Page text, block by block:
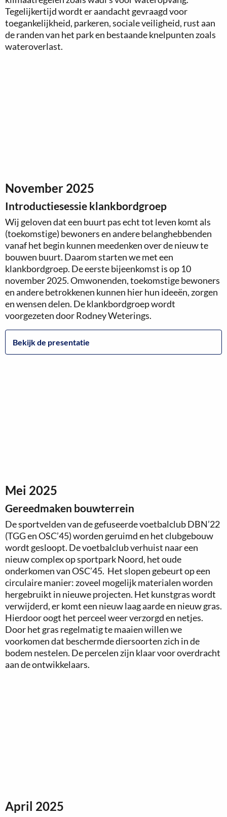
Tegelijkertijd wordt er aandacht gevraagd voor
toegankelijkheid, parkeren, sociale veiligheid, rust aan
de randen van het park en bestaande knelpunten zoals
wateroverlast.
November 2025
Introductiesessie klankbordgroep
Wij geloven dat een buurt pas echt tot leven komt als
(toekomstige) bewoners en andere belanghebbenden
vanaf het begin kunnen meedenken over de nieuw te
bouwen buurt. Daarom starten we met een
klankbordgroep. De eerste bijeenkomst is op 10
november 2025. Omwonenden, toekomstige bewoners
en andere betrokkenen kunnen hier hun ideeën, zorgen
en wensen delen. De klankbordgroep wordt
voorgezeten door Rodney Weterings.
Bekijk de presentatie
Mei 2025
Gereedmaken bouwterrein
De sportvelden van de gefuseerde voetbalclub DBN’22
(TGG en OSC’45) worden geruimd en het clubgebouw
wordt gesloopt. De voetbalclub verhuist naar een
nieuw complex op sportpark Noord, het oude
onderkomen van OSC’45. Het slopen gebeurt op een
circulaire manier: zoveel mogelijk materialen worden
hergebruikt in nieuwe projecten. Het kunstgras wordt
verwijderd, er komt een nieuw laag aarde en nieuw gras.
Hierdoor oogt het perceel weer verzorgd en netjes.
Door het gras regelmatig te maaien willen we
voorkomen dat beschermde diersoorten zich in de
bodem nestelen. De percelen zijn klaar voor overdracht
aan de ontwikkelaars.
April 2025